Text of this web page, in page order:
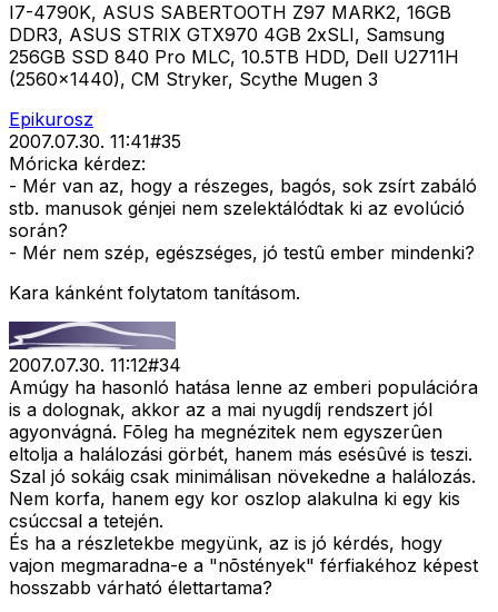
I7-4790K, ASUS SABERTOOTH Z97 MARK2, 16GB
DDR3, ASUS STRIX GTX970 4GB 2xSLI, Samsung
256GB SSD 840 Pro MLC, 10.5TB HDD, Dell U2711H
(2560x1440), CM Stryker, Scythe Mugen 3
Epikurosz
2007.07.30. 11:41#35
Móricka kérdez:
- Mér van az, hogy a részeges, bagós, sok zsírt zabáló
stb. manusok génjei nem szelektálódtak ki az evolúció
során?
- Mér nem szép, egészséges, jó testû ember mindenki?
Kara kánként folytatom tanításom.
2007.07.30. 11:12#34
Amúgy ha hasonló hatása lenne az emberi populációra
is a dolognak, akkor az a mai nyugdíj rendszert jól
agyonvágná. Fõleg ha megnézitek nem egyszerûen
eltolja a halálozási görbét, hanem más esésûvé is teszi.
Szal jó sokáig csak minimálisan növekedne a halálozás.
Nem korfa, hanem egy kor oszlop alakulna ki egy kis
csúccsal a tetején.
És ha a részletekbe megyünk, az is jó kérdés, hogy
vajon megmaradna-e a "nõstények" férfiakéhoz képest
hosszabb várható élettartama?